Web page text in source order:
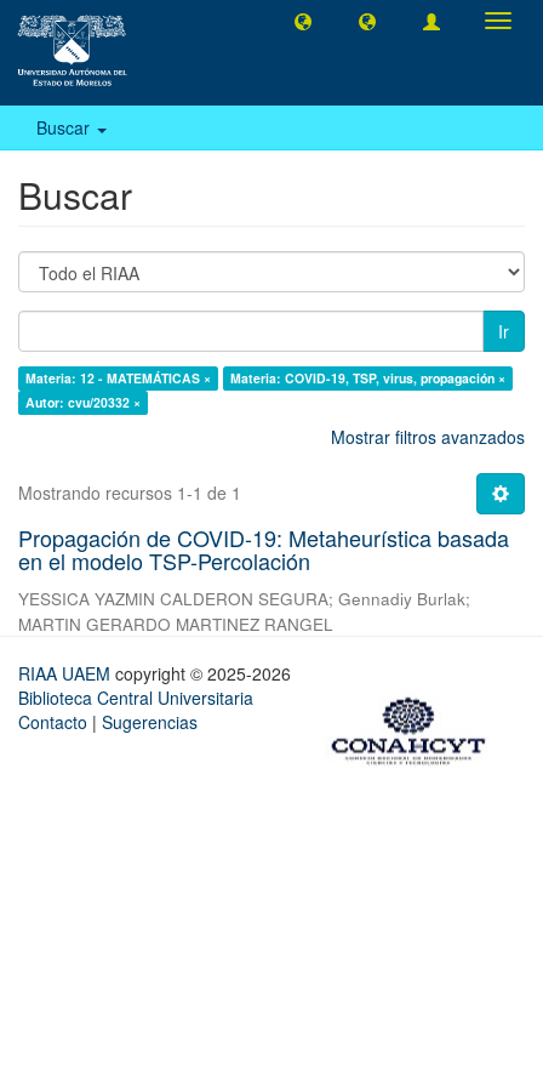
Buscar
Buscar
Ir
Materia: 12 - MATEMÁTICAS ×
Materia: COVID-19, TSP, virus, propagación ×
Autor: cvu/20332 ×
Mostrar filtros avanzados
Mostrando recursos 1-1 de 1
Propagación de COVID-19: Metaheurística basada
en el modelo TSP-Percolación
YESSICA YAZMIN CALDERON SEGURA; Gennadiy Burlak;
MARTIN GERARDO MARTINEZ RANGEL
RIAA UAEM copyright © 2025-2026
Biblioteca Central Universitaria
Contacto | Sugerencias